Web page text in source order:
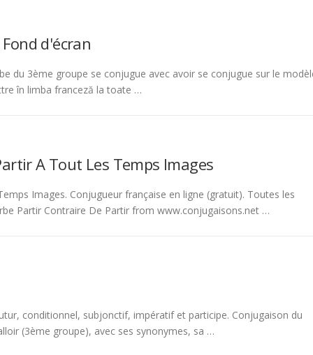
d'écran
du 3ème groupe se conjugue avec avoir se conjugue sur le
în limba franceză la toate …
A Tout Les Temps Images
Images. Conjugueur française en ligne (gratuit). Toutes les
Partir Contraire De Partir from www.conjugaisons.net …
conditionnel, subjonctif, impératif et participe. Conjugaison du
(3ème groupe), avec ses synonymes, sa …